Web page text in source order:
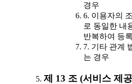
경우
6. 이용자의
로 동일한 내
반복하여 등
7. 기타 관계
는 경우
제 13 조 (서비스 제